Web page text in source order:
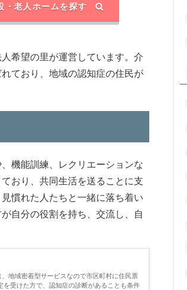
・老人ホームを探す
希望の里が運営しています。介
ており、地域の認知症の住民が
機能訓練、レクリエーションな
おり、共同生活を送ることに支
慣れた人たちと一緒に落ち着い
自分の役割を持ち、交流し、自
地域密着型サービスなので市区町村に住民票
受けた方で、認知症の診断があることも条件